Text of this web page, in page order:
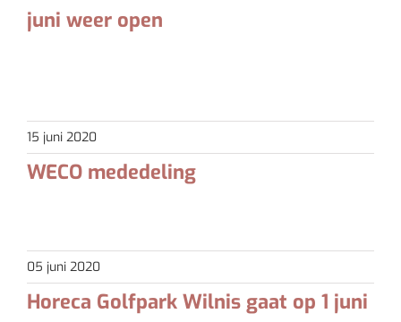
juni weer open
15 juni 2020
WECO mededeling
05 juni 2020
Horeca Golfpark Wilnis gaat op 1 juni